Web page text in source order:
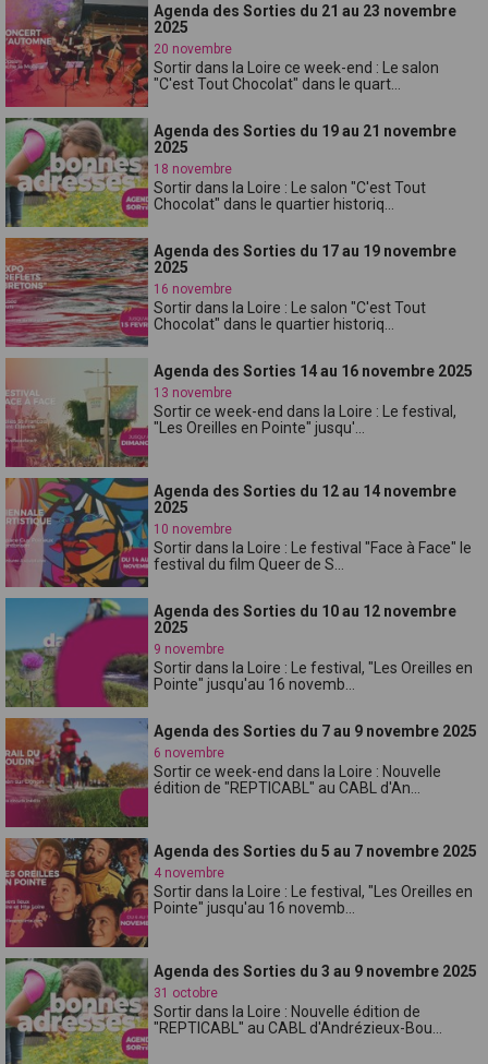
Agenda des Sorties du 21 au 23 novembre
2025
20 novembre
Sortir dans la Loire ce week-end : Le salon
"C'est Tout Chocolat" dans le quart...
Agenda des Sorties du 19 au 21 novembre
2025
18 novembre
Sortir dans la Loire : Le salon "C'est Tout
Chocolat" dans le quartier historiq...
Agenda des Sorties du 17 au 19 novembre
2025
16 novembre
Sortir dans la Loire : Le salon "C'est Tout
Chocolat" dans le quartier historiq...
Agenda des Sorties 14 au 16 novembre 2025
13 novembre
Sortir ce week-end dans la Loire : Le festival,
"Les Oreilles en Pointe" jusqu'...
Agenda des Sorties du 12 au 14 novembre
2025
10 novembre
Sortir dans la Loire : Le festival "Face à Face" le
festival du film Queer de S...
Agenda des Sorties du 10 au 12 novembre
2025
9 novembre
Sortir dans la Loire : Le festival, "Les Oreilles en
Pointe" jusqu'au 16 novemb...
Agenda des Sorties du 7 au 9 novembre 2025
6 novembre
Sortir ce week-end dans la Loire : Nouvelle
édition de "REPTICABL" au CABL d'An...
Agenda des Sorties du 5 au 7 novembre 2025
4 novembre
Sortir dans la Loire : Le festival, "Les Oreilles en
Pointe" jusqu'au 16 novemb...
Agenda des Sorties du 3 au 9 novembre 2025
31 octobre
Sortir dans la Loire : Nouvelle édition de
"REPTICABL" au CABL d'Andrézieux-Bou...